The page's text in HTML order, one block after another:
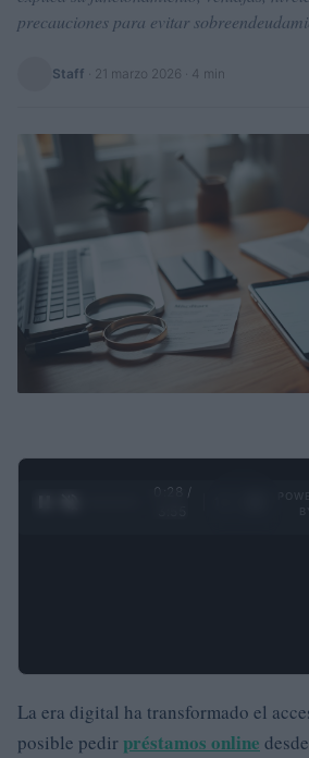
precauciones para evitar
Staff 21 marzo 2026 · 4 min
0:29 /
La era digital ha transformado el
posible pedir préstamos online